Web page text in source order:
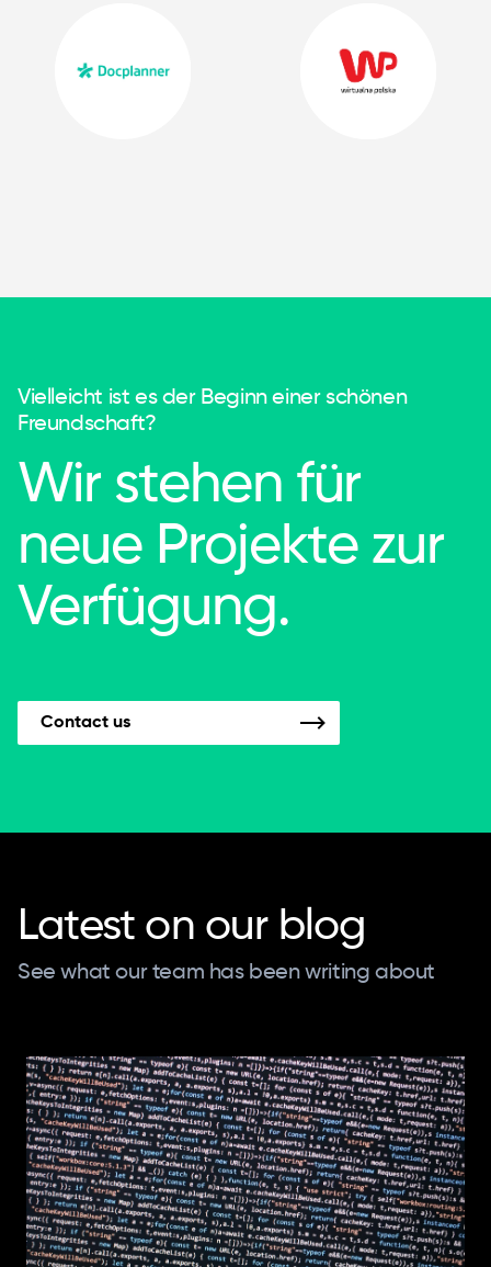
Vielleicht ist es der Beginn einer schönen
Freundschaft?
Wir stehen für
neue Projekte zur
Verfügung.
Contact us
Latest on our blog
See what our team has been writing about